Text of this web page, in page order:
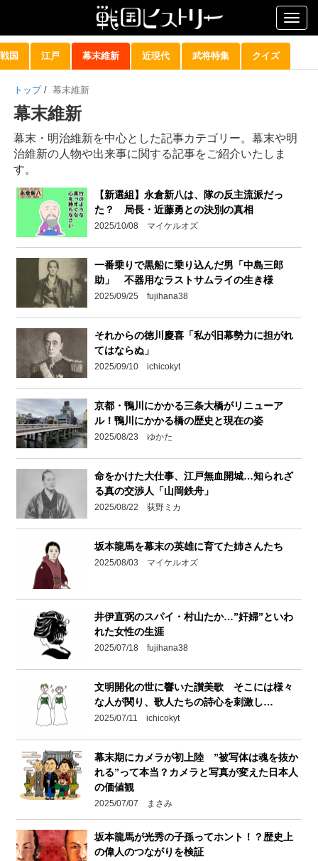
戦国 江戸 幕末維新 近現代 武将特集 クイズ
トップ / 幕末維新
幕末維新
幕末・明治維新を中心とした記事カテゴリー。幕末や明
治維新の人物や出来事に関する記事をご紹介いたしま
す。
【新選組】永倉新八は、隊の反主流派だっ
た？ 局長・近藤勇との決別の真相
2025/10/08 マイケルオズ
一番乗りで黒船に乗り込んだ男「中島三郎
助」 不器用なラストサムライの生き様
2025/09/25 fujihana38
それからの徳川慶喜「私が旧幕勢力に担がれ
てはならぬ」
2025/09/10 ichicokyt
京都・鴨川にかかる三条大橋がリニューア
ル！鴨川にかかる橋の歴史と現在の姿
2025/08/23 ゆかた
命をかけた大仕事、江戸無血開城…知られざ
る真の交渉人「山岡鉄舟」
2025/08/22 荻野ミカ
坂本龍馬を幕末の英雄に育てた姉さんたち
2025/08/03 マイケルオズ
井伊直弼のスパイ・村山たか…”奸婦”といわ
れた女性の生涯
2025/07/18 fujihana38
文明開化の世に響いた讃美歌 そこには様々
な人が関り、歌人たちの詩心を刺激し…
2025/07/11 ichicokyt
幕末期にカメラが初上陸 ”被写体は魂を抜か
れる”って本当？カメラと写真が変えた日本人
の価値観
2025/07/07 まさみ
坂本龍馬が光秀の子孫ってホント！？歴史上
の偉人のつながりを検証